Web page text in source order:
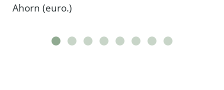
Ahorn (euro.)